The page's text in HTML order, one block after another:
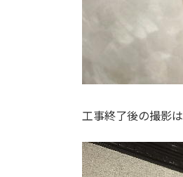
工事終了後の撮影